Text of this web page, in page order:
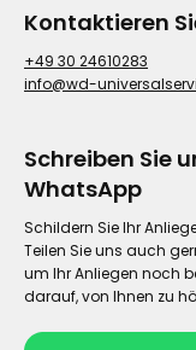
Kontaktieren
+49 30 24610283
info@wd-
Schreiben Sie
WhatsApp
Schildern Sie Ihr
Teilen Sie uns auch
um Ihr Anliegen noch
darauf, von Ihnen zu